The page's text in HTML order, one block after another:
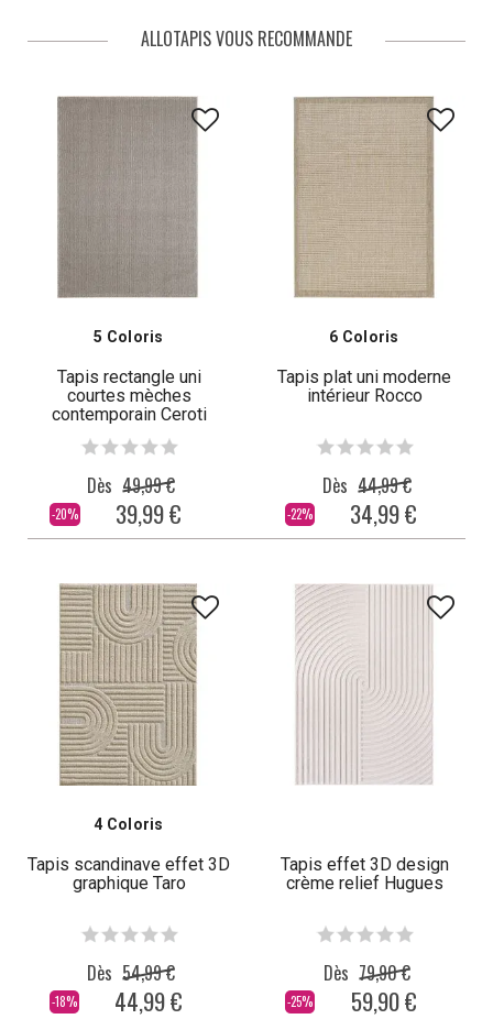
ALLOTAPIS VOUS RECOMMANDE
5 Coloris
Tapis rectangle uni
courtes mèches
contemporain Ceroti
-20%
Dès 49,99 €
39,99 €
6 Coloris
Tapis plat uni moderne
intérieur Rocco
-22%
Dès 44,99 €
34,99 €
4 Coloris
Tapis scandinave effet 3D
graphique Taro
-18%
Dès 54,99 €
44,99 €
Tapis effet 3D design
crème relief Hugues
-25%
Dès 79,90 €
59,90 €